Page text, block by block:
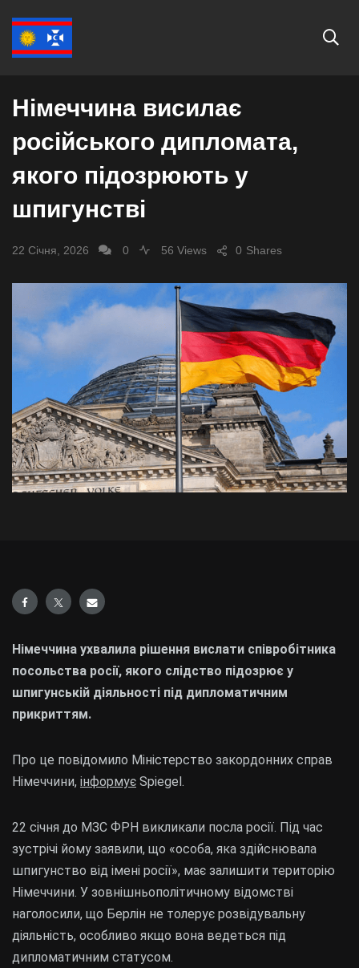
СВІТ
Німеччина висилає
російського дипломата,
якого підозрюють у
шпигунстві
22 Січня, 2026 0 56 Views Shares
0
Німеччина ухвалила рішення вислати співробітника
посольства росії, якого слідство підозрює у
шпигунській діяльності під дипломатичним
прикриттям.
Про це повідомило Міністерство закордонних справ
Німеччини, інформує Spiegel.
22 січня до МЗС ФРН викликали посла росії. Під час
зустрічі йому заявили, що «особа, яка здійснювала
шпигунство від імені росії», має залишити територію
Німеччини. У зовнішньополітичному відомстві
наголосили, що Берлін не толерує розвідувальну
діяльність, особливо якщо вона ведеться під
дипломатичним статусом.